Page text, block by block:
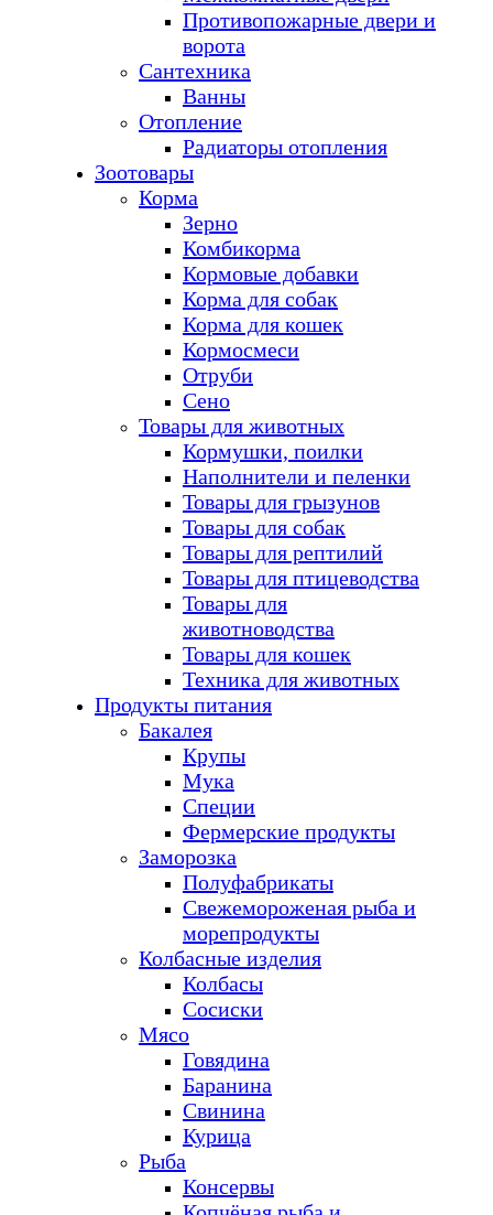
Противопожарные двери и
ворота
Сантехника
Ванны
Отопление
Радиаторы отопления
Зоотовары
Корма
Зерно
Комбикорма
Кормовые добавки
Корма для собак
Корма для кошек
Кормосмеси
Отруби
Сено
Товары для животных
Кормушки, поилки
Наполнители и пеленки
Товары для грызунов
Товары для собак
Товары для рептилий
Товары для птицеводства
Товары для
животноводства
Товары для кошек
Техника для животных
Продукты питания
Бакалея
Крупы
Мука
Специи
Фермерские продукты
Заморозка
Полуфабрикаты
Свежемороженая рыба и
морепродукты
Колбасные изделия
Колбасы
Сосиски
Мясо
Говядина
Баранина
Свинина
Курица
Рыба
Консервы